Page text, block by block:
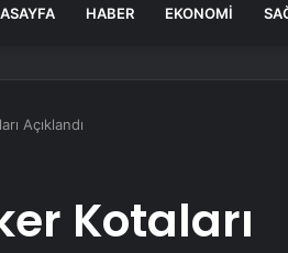
HABER EKONOMI
Açıklandı
Kotaları